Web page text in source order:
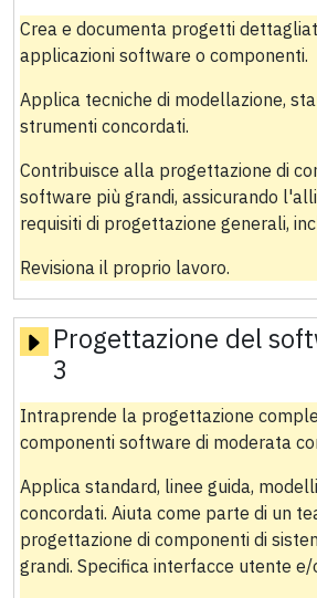
Crea e documenta progetti
applicazioni software o componenti.
Applica tecniche di modellazione,
strumenti concordati.
Contribuisce alla progettazione di
software più grandi, assicurando
requisiti di progettazione generali,
Revisiona il proprio lavoro.
Progettazione del
3
Intraprende la progettazione
componenti software di moderata
Applica standard, linee guida,
concordati. Aiuta come parte di un
progettazione di componenti di
grandi. Specifica interfacce utente e/